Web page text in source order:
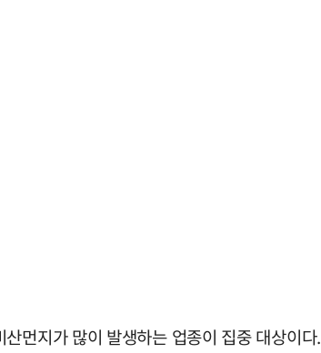
먼지가 많이 발생하는 업종이 집중 대상이다.